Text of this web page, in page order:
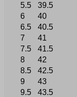
5.5
39.5
6
40
6.5
40.5
7
41
7.5
41.5
8
42
8.5
42.5
9
43
9.5
43.5